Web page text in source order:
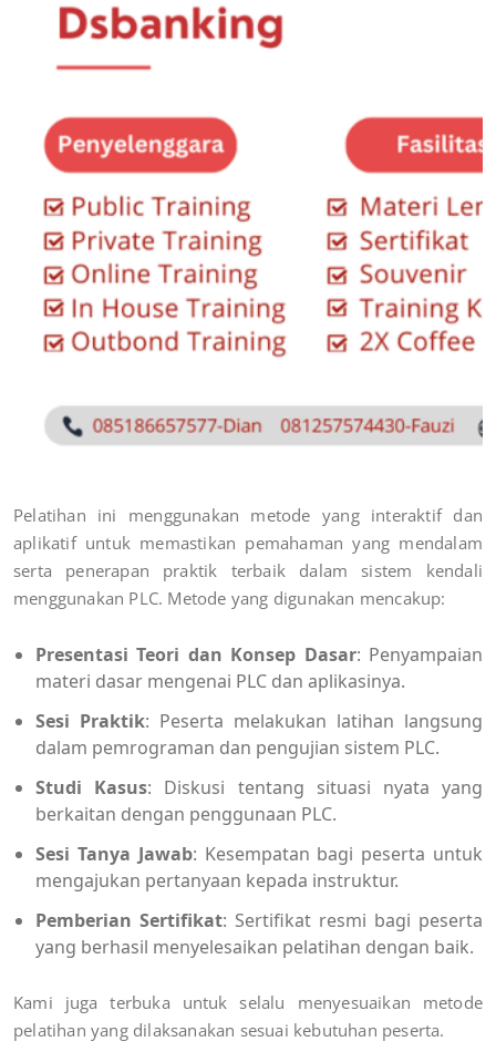
Pelatihan ini menggunakan metode yang interaktif dan
aplikatif untuk memastikan pemahaman yang mendalam
serta penerapan praktik terbaik dalam sistem kendali
menggunakan PLC. Metode yang digunakan mencakup:
Presentasi Teori dan Konsep Dasar: Penyampaian
materi dasar mengenai PLC dan aplikasinya.
Sesi Praktik: Peserta melakukan latihan langsung
dalam pemrograman dan pengujian sistem PLC.
Studi Kasus: Diskusi tentang situasi nyata yang
berkaitan dengan penggunaan PLC.
Sesi Tanya Jawab: Kesempatan bagi peserta untuk
mengajukan pertanyaan kepada instruktur.
Pemberian Sertifikat: Sertifikat resmi bagi peserta
yang berhasil menyelesaikan pelatihan dengan baik.
Kami juga terbuka untuk selalu menyesuaikan metode
pelatihan yang dilaksanakan sesuai kebutuhan peserta.